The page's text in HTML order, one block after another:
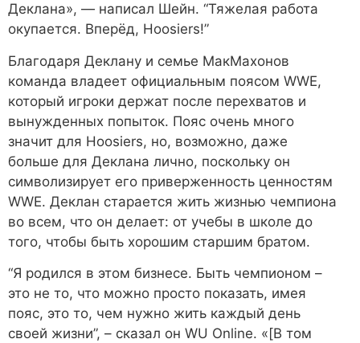
Деклана», — написал Шейн. “Тяжелая работа
окупается. Вперёд, Hoosiers!”
Благодаря Деклану и семье МакМахонов
команда владеет официальным поясом WWE,
который игроки держат после перехватов и
вынужденных попыток. Пояс очень много
значит для Hoosiers, но, возможно, даже
больше для Деклана лично, поскольку он
символизирует его приверженность ценностям
WWE. Деклан старается жить жизнью чемпиона
во всем, что он делает: от учебы в школе до
того, чтобы быть хорошим старшим братом.
“Я родился в этом бизнесе. Быть чемпионом –
это не то, что можно просто показать, имея
пояс, это то, чем нужно жить каждый день
своей жизни”, – сказал он WU Online. «[В том